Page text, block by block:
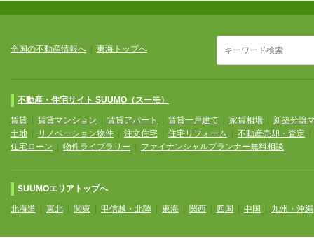
全国の不動産情報へ 東海トップへ
不動産・住宅サイト SUUMO（スーモ）
賃貸 賃貸マンション 賃貸アパート 賃貸一戸建て 家賃相場
新築分譲
土地
リノベーション物件 注文住宅 住宅リフォーム 不動産売却・査定
住宅ローン
物件ライブラリー ファイナンシャルプランナー無料相談
SUUMOエリアトップへ
北海道 東北 関東 甲信越・北陸 東海 関西 四国 中国 九州・沖縄